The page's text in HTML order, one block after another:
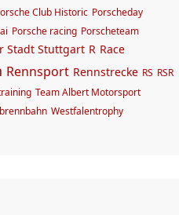
Club Historic Porscheday
Porsche racing Porscheteam
Stadt Stuttgart R Race
Rennsport Rennstrecke RS RSR
Team Albert Motorsport
Westfalentrophy